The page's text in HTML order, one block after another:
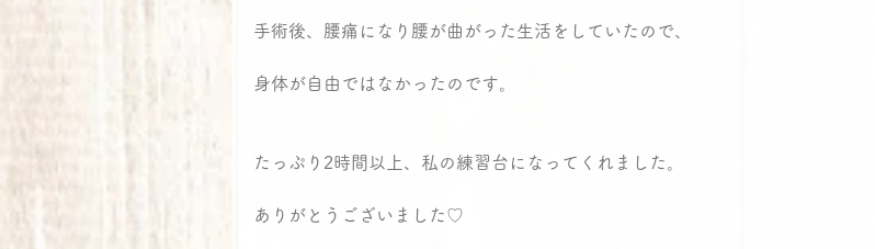
手術後、腰痛になり腰が曲がった生活をしていたので、
身体が自由ではなかったのです。
たっぷり2時間以上、私の練習台になってくれました。
ありがとうございました♡